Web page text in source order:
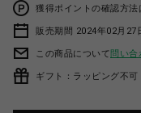
獲得ポイントの確認方法
販売期間 2024年02月27
この商品について問い合
ギフト：ラッピング不可